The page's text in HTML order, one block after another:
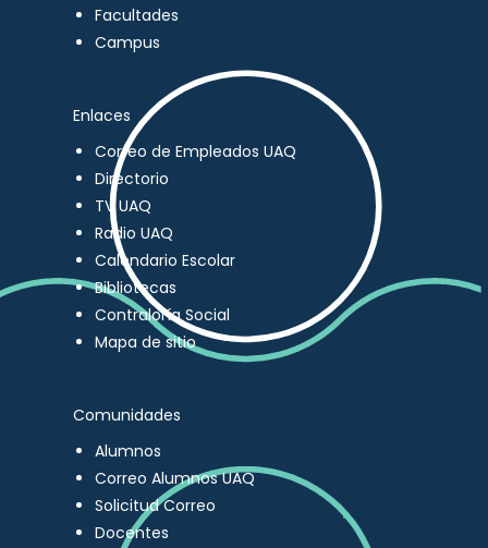
Facultades
Campus
Enlaces
Correo de Empleados UAQ
Directorio
TV UAQ
Radio UAQ
Calendario Escolar
Bibliotecas
Contraloría Social
Mapa de sitio
Comunidades
Alumnos
Correo Alumnos UAQ
Solicitud Correo
Docentes